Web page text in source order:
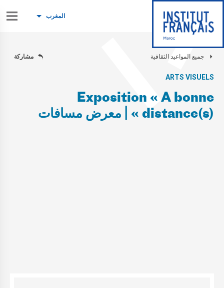
المغرب
جميع المواعيد الثقافية مشاركة
ARTS VISUELS
Exposition « A bonne
distance(s) » | معرض مسافات